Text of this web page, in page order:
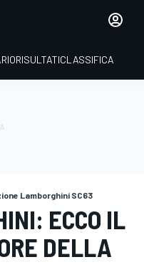
RISULTATICLASSIFICA
Lamborghini SC63
ECCO IL
DELLA